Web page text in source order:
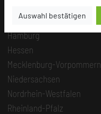
Auswahl bestätigen
Bremen
Hamburg
Hessen
Mecklenburg-Vorpommern
Niedersachsen
Nordrhein-Westfalen
Rheinland-Pfalz